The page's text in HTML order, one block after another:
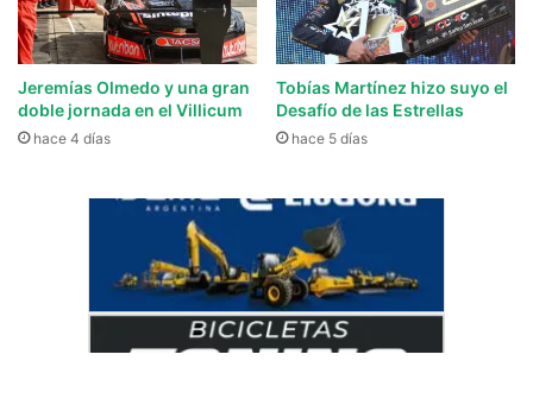
Jeremías Olmedo y una gran
doble jornada en el Villicum
hace 4 días
Tobías Martínez hizo suyo el
Desafío de las Estrellas
hace 5 días